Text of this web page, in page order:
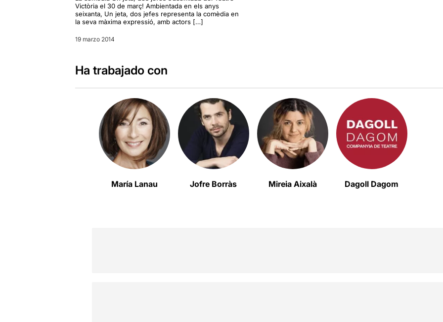
Victòria el 30 de març! Ambientada en els anys
seixanta, Un jeta, dos jefes representa la comèdia en
la seva màxima expressió, amb actors […]
19 marzo 2014
Ha trabajado con
María Lanau Jofre Borràs Mireia Aixalà Dagoll Dagom